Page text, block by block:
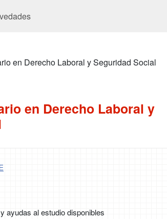
en Derecho Laboral y Seguridad Social
en Derecho Laboral y
ayudas al estudio disponibles